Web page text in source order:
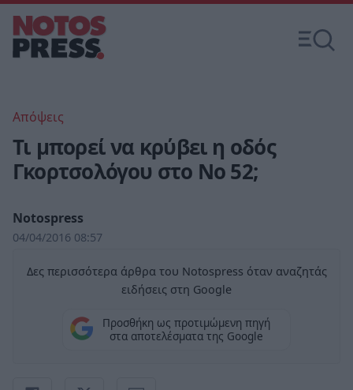
Απόψεις
Τι μπορεί να κρύβει η οδός
Γκορτσολόγου στο Νο 52;
Notospress
04/04/2016 08:57
Δες περισσότερα άρθρα του Notospress όταν αναζητάς
ειδήσεις στη Google
Προσθήκη ως προτιμώμενη πηγή
στα αποτελέσματα της Google